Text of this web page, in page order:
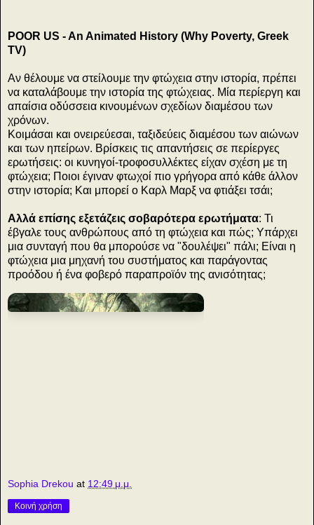
POOR US - An Animated History (Why Poverty, Greek
TV)
Αν θέλουμε να στείλουμε την φτώχεια στην ιστορία, πρέπει
να καταλάβουμε την ιστορία της φτώχειας. Μία περίεργη και
απαίσια οδύσσεια κινουμένων σχεδίων διαμέσου των
χρόνων.
Κοιμάσαι και ονειρεύεσαι, ταξιδεύεις διαμέσου των αιώνων
και των ηπείρων. Βρίσκεις τις απαντήσεις σε περίεργες
ερωτήσεις: οι κυνηγοί-τροφοσυλλέκτες είχαν σχέση με τη
φτώχεια; Ποιοι έγιναν φτωχοί πιο γρήγορα από κάθε άλλον
στην ιστορία; Και μπορεί ο Καρλ Μαρξ να φτιάξει τσάι;
Αλλά επίσης εξετάζεις σοβαρότερα ερωτήματα: Τι
έβγαλε τους ανθρώπους από τη φτώχεια και πώς; Υπάρχει
μια συνταγή που θα μπορούσε να "δουλέψει" πάλι; Είναι η
φτώχεια μια μηχανή του συστήματος και παράγοντας
προόδου ή ένα φοβερό παραπροϊόν της ανισότητας;
Sophia Drekou at 12:49 μ.μ.
Κοινή χρήση